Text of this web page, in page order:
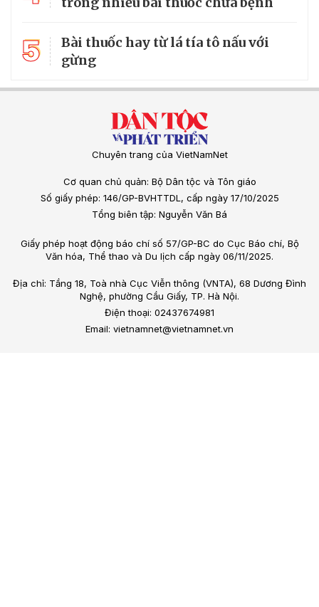
5
Bài thuốc hay từ lá tía tô nấu với
gừng
Chuyên trang của VietNamNet
Cơ quan chủ quản: Bộ Dân tộc và Tôn giáo
Số giấy phép: 146/GP-BVHTTDL, cấp ngày 17/10/2025
Tổng biên tập: Nguyễn Văn Bá
Giấy phép hoạt động báo chí số 57/GP-BC do Cục Báo chí, Bộ
Văn hóa, Thể thao và Du lịch cấp ngày 06/11/2025.
Địa chỉ: Tầng 18, Toà nhà Cục Viễn thông (VNTA), 68 Dương Đình
Nghệ, phường Cầu Giấy, TP. Hà Nội.
Điện thoại: 02437674981
Email: vietnamnet@vietnamnet.vn